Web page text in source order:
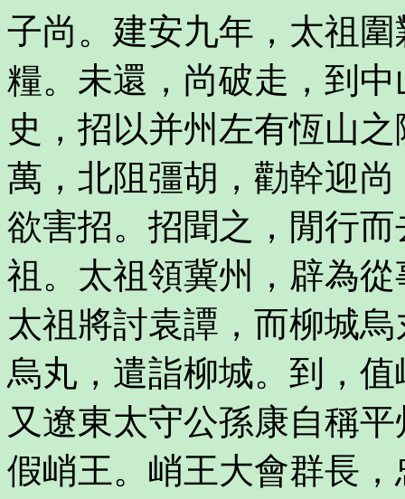
子尚。建安九年，太祖
糧。未還，尚破走，到
史，招以并州左有恆山
萬，北阻彊胡，勸幹迎
欲害招。招聞之，閒行
祖。太祖領冀州，辟為從
太祖將討袁譚，而柳城
烏丸，遣詣柳城。到，
又遼東太守公孫康自稱
假峭王。峭王大會群長